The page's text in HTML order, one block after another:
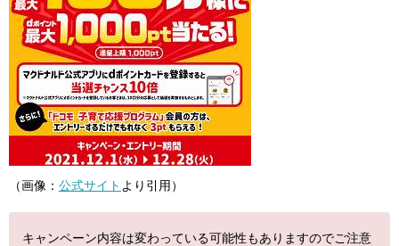
（画像： 公式サイト より引用）
キャンペーン内容は変わっている可能性もありますのでご注意